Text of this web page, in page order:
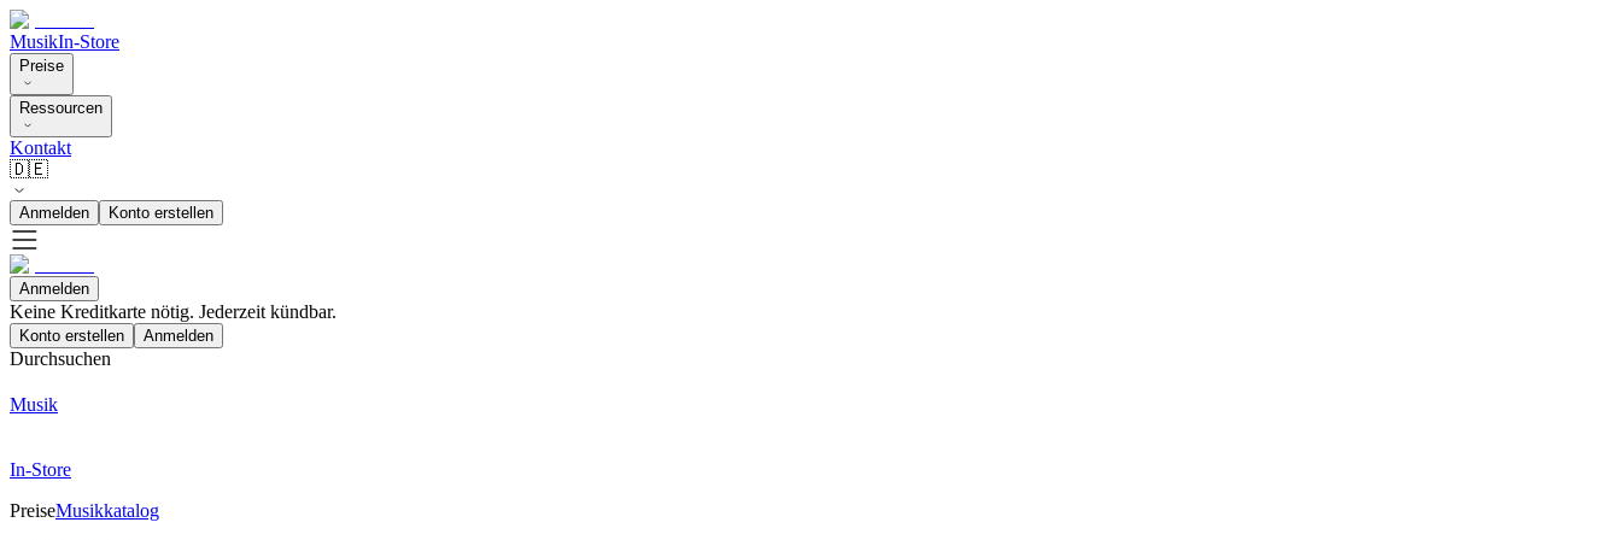
MusikIn-Store
Preise
Ressourcen
Kontakt
🇩🇪
Anmelden Konto erstellen
Anmelden
Keine Kreditkarte nötig. Jederzeit kündbar.
Konto erstellen Anmelden
Durchsuchen
Musik
In-Store
PreiseMusikkatalog